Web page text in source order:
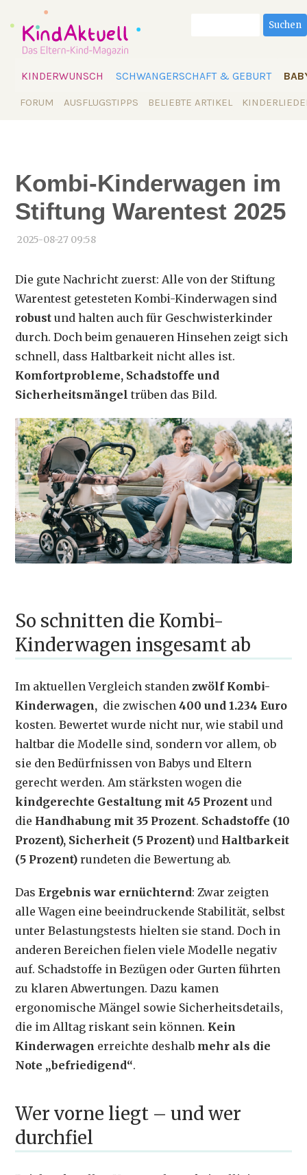
überspringen
KINDERWUNSCH SCHWANGERSCHAFT & GEBURT
Navigation
FORUM AUSFLUGSTIPPS BELIEBTE ARTIKEL
Suchen
Kombi-Kinderwagen im
Stiftung Warentest 2025
2025-08-27 09:58
Die gute Nachricht zuerst: Alle von der Stiftung
Warentest getesteten Kombi-Kinderwagen sind
robust und halten auch für Geschwisterkinder
durch. Doch beim genaueren Hinsehen zeigt sich
schnell, dass Haltbarkeit nicht alles ist.
Komfortprobleme, Schadstoffe und
Sicherheitsmängeltrüben das Bild.
So schnitten die Kombi-
Kinderwagen insgesamt ab
Im aktuellen Vergleich standenzwölf Kombi-
Kinderwagen, die zwischen 400 und 1.234 Euro
kosten. Bewertet wurde nicht nur, wie stabil und
haltbar die Modelle sind, sondern vor allem, ob
sie den Bedürfnissen von Babys und Eltern
gerecht werden. Am stärksten wogen die
kindgerechte Gestaltung mit 45 Prozent und
die Handhabung mit 35 Prozent. Schadstoffe (10
Prozent), Sicherheit (5 Prozent)und Haltbarkeit
(5 Prozent)rundeten die Bewertung ab.
DasErgebnis war ernüchternd: Zwar zeigten
alle Wagen eine beeindruckende Stabilität, selbst
unter Belastungstests hielten sie stand. Doch in
anderen Bereichen fielen viele Modelle negativ
auf. Schadstoffe in Bezügen oder Gurten führten
zu klaren Abwertungen. Dazu kamen
ergonomische Mängel sowie Sicherheitsdetails,
die im Alltag riskant sein können. Kein
Kinderwagen erreichte deshalb mehr als die
Note „befriedigend“.
Wer vorne liegt – und wer
durchfiel